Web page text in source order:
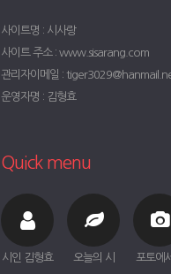
사이트명 : 시사랑
사이트 주소 : www.sisarang.com
관리자이메일 :
운영자명 : 김형효
Quick menu
시인 김형효 오늘의 시 포토에